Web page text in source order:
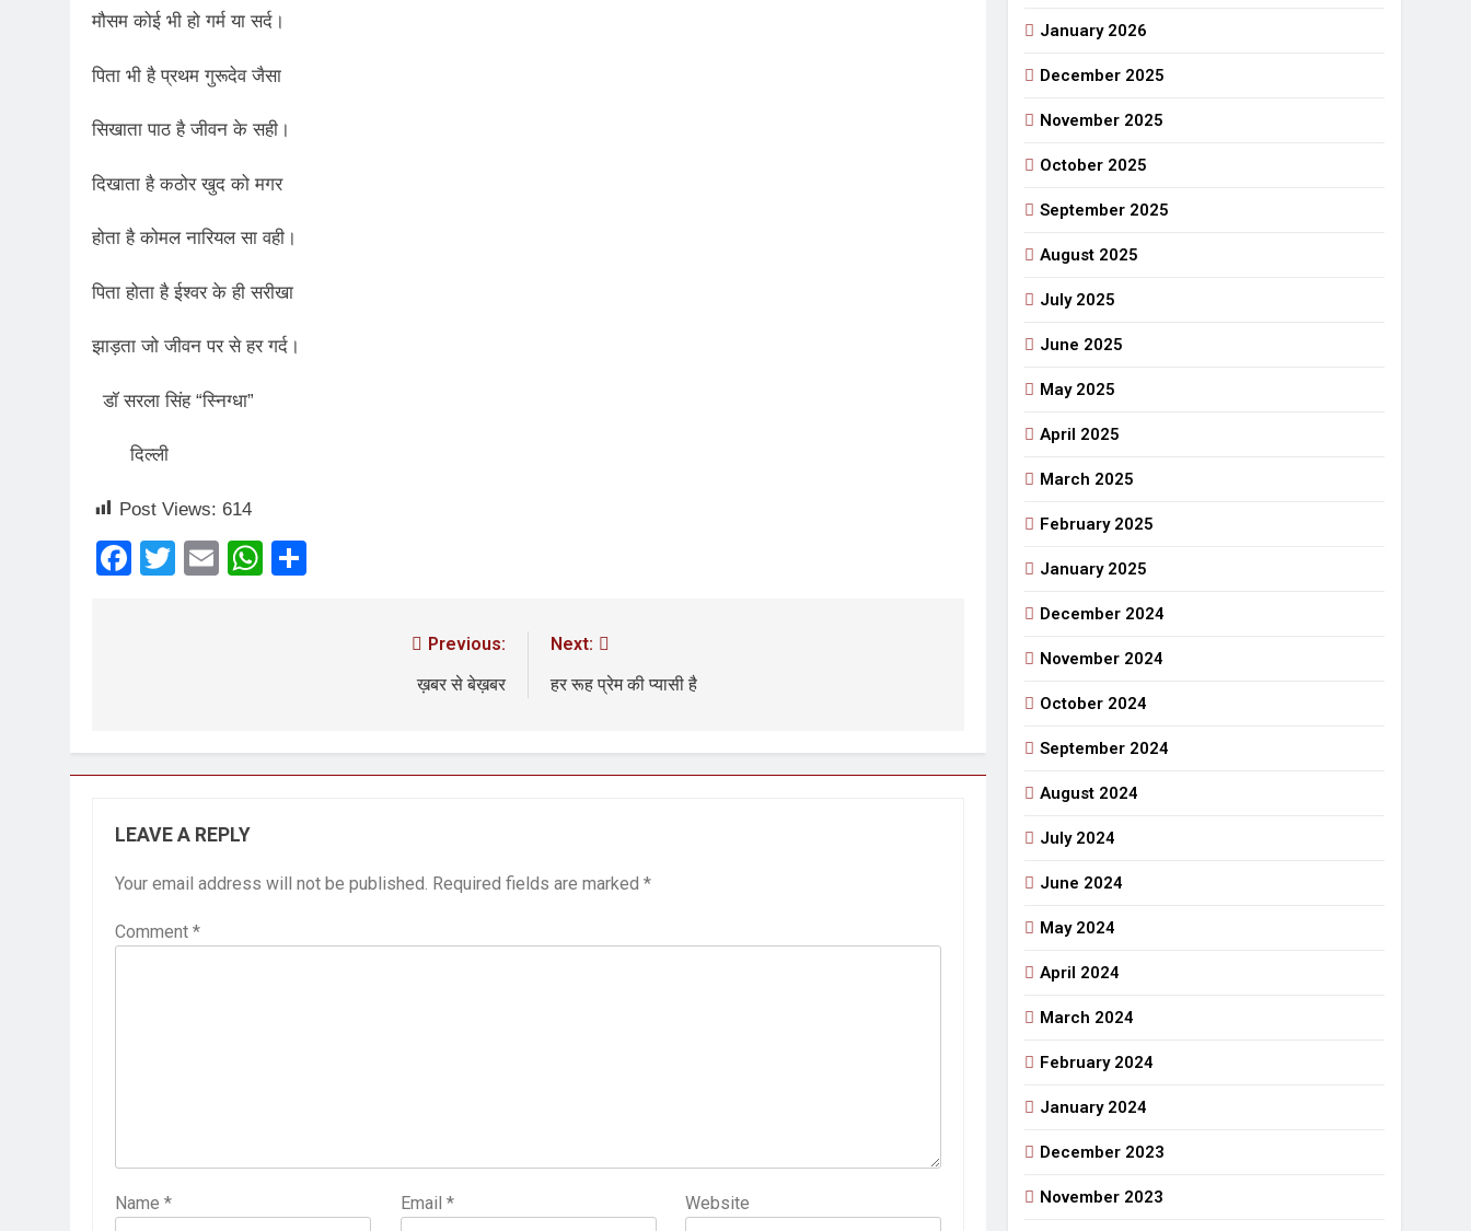
मौसम कोई भी हो गर्म या सर्द।
पिता भी है प्रथम गुरूदेव जैसा
सिखाता पाठ है जीवन के सही।
दिखाता है कठोर खुद को मगर
होता है कोमल नारियल सा वही।
पिता होता है ईश्वर के ही सरीखा
झाड़ता जो जीवन पर से हर गर्द।
डाॅ सरला सिंह “स्निग्धा”
दिल्ली
Post Views: 614
Facebook
Twitter
EmailWhatsApp
Previous:
ख़बर से बेख़बर
Next:
हर रूह प्रेम की प्यासी है
LEAVE A REPLY
Your email address will not be published. Required fields are marked *
Comment *
Name * Email * Website
January 2026
December 2025
November 2025
October 2025
September 2025
August 2025
July 2025
June 2025
May 2025
April 2025
March 2025
February 2025
January 2025
December 2024
November 2024
October 2024
September 2024
August 2024
July 2024
June 2024
May 2024
April 2024
March 2024
February 2024
January 2024
December 2023
November 2023